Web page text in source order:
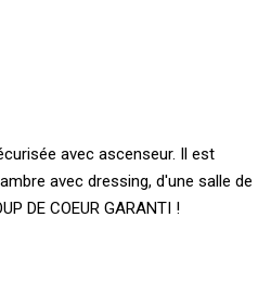
avec ascenseur. Il est
avec dressing, d'une salle de
DE COEUR GARANTI !